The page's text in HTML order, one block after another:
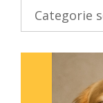
Kies
onderwerp